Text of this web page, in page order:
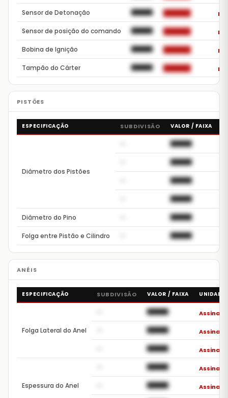
Sensor de Detonação ██████ ██████
Sensor de posição do comando ██████ ██████
Bobina de Ignição ██████ ██████
Tampão do Cárter ██████ ██████
ESPECIFICAÇÃO SUBDIVISÃO VALOR / FAIXA
Diâmetro dos Pistões
██████
██████
██████
██████
Diâmetro do Pino ██████
Folga entre Pistão e Cilindro ██████
ESPECIFICAÇÃO SUBDIVISÃO VALOR / FAIXA UNIDADE
Folga Lateral do Anel
██████ Assinar
██████ Assinar
██████ Assinar
Espessura do Anel
██████ Assinar
██████ Assinar